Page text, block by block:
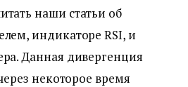
наши статьи об
индикаторе RSI, и
Данная дивергенция
некоторое время